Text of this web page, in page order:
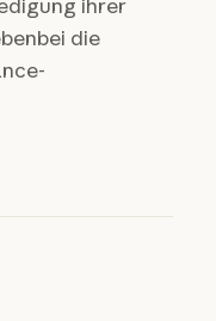
ihrer
die